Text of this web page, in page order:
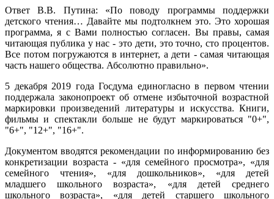
Ответ В.В. Путина: «По поводу программы поддержки
детского чтения… Давайте мы подтолкнем это. Это хорошая
программа, я с Вами полностью согласен. Вы правы, самая
читающая публика у нас - это дети, это точно, сто процентов.
Все потом погружаются в интернет, а дети - самая читающая
часть нашего общества. Абсолютно правильно».
5 декабря 2019 года Госдума единогласно в первом чтении
поддержала законопроект об отмене избыточной возрастной
маркировки произведений литературы и искусства. Книги,
фильмы и спектакли больше не будут маркироваться "0+",
"6+", "12+", "16+".
Документом вводятся рекомендации по информированию без
конкретизации возраста - «для семейного просмотра», «для
семейного чтения», «для дошкольников», «для детей
младшего школьного возраста», «для детей среднего
школьного возраста», «для детей старшего школьного